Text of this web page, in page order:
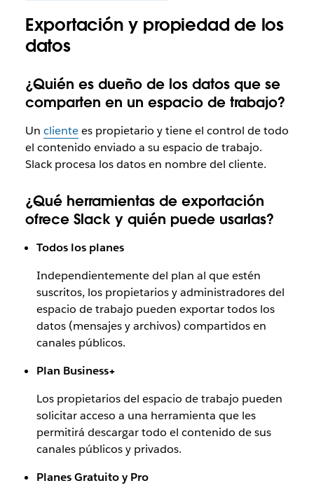
Exportación y propiedad de los
datos
¿Quién es dueño de los datos que se
comparten en un espacio de trabajo?
Un clientees propietario y tiene el control de todo
el contenido enviado a su espacio de trabajo.
Slack procesa los datos en nombre del cliente.
¿Qué herramientas de exportación
ofrece Slack y quién puede usarlas?
Todos los planes
Independientemente del plan al que estén
suscritos, los propietarios y administradores del
espacio de trabajo pueden exportar todos los
datos (mensajes y archivos) compartidos en
canales públicos.
Plan Business+
Los propietarios del espacio de trabajo pueden
solicitar acceso a una herramienta que les
permitirá descargar todo el contenido de sus
canales públicos y privados.
Planes Gratuito y Pro